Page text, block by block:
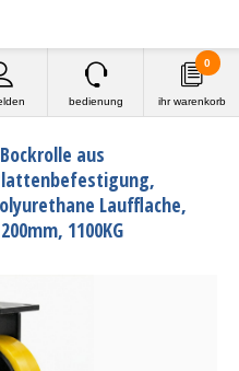
bedienung ihr warenkorb
0
aus
Laufflache,
1100KG